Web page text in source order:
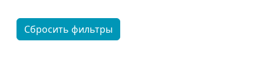
Сбросить фильтры